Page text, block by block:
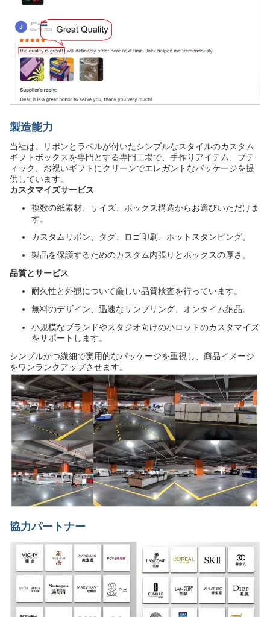
製造能力
当社は、リボンとラベルが付いたシンプルなスタイルのカスタム
ギフトボックスを専門とする専門工場で、手作りアイテム、ブテ
ィック、お祝いギフトにクリーンでエレガントなパッケージを提
供しています。
カスタマイズサービス
複数の紙素材、サイズ、ボックス構造からお選びいただけま
す。
カスタムリボン、タグ、ロゴ印刷、ホットスタンピング。
製品を保護するためのカスタム内張りとボックスの厚さ。
品質とサービス
耐久性と外観について厳しい品質検査を行っています。
無料のデザイン、迅速なサンプリング、オンタイム納品。
小規模なブランドやスタジオ向けの小ロットのカスタマイズ
をサポートします。
シンプルかつ繊細で実用的なパッケージを重視し、商品イメージ
をワンランクアップさせます。
協力パートナー